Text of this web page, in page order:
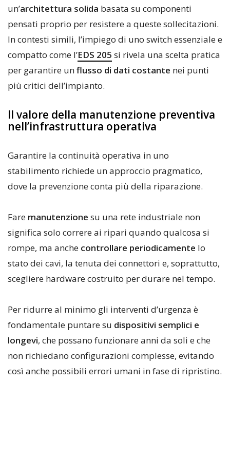
un’architettura solida basata su componenti
pensati proprio per resistere a queste sollecitazioni.
In contesti simili, l’impiego di uno switch essenziale e
compatto come l’EDS 205 si rivela una scelta pratica
per garantire unflusso di dati costante nei punti
più critici dell’impianto.
Il valore della manutenzione preventiva
nell’infrastruttura operativa
Garantire la continuità operativa in uno
stabilimento richiede un approccio pragmatico,
dove la prevenzione conta più della riparazione.
Fare manutenzione su una rete industriale non
significa solo correre ai ripari quando qualcosa si
rompe, ma anche controllare periodicamente lo
stato dei cavi, la tenuta dei connettori e, soprattutto,
scegliere hardware costruito per durare nel tempo.
Per ridurre al minimo gli interventi d’urgenza è
fondamentale puntare su dispositivi semplici e
longevi, che possano funzionare anni da soli e che
non richiedano configurazioni complesse, evitando
così anche possibili errori umani in fase di ripristino.